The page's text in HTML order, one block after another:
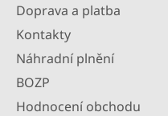
Doprava a platba
Kontakty
Náhradní plnění
BOZP
Hodnocení obchodu